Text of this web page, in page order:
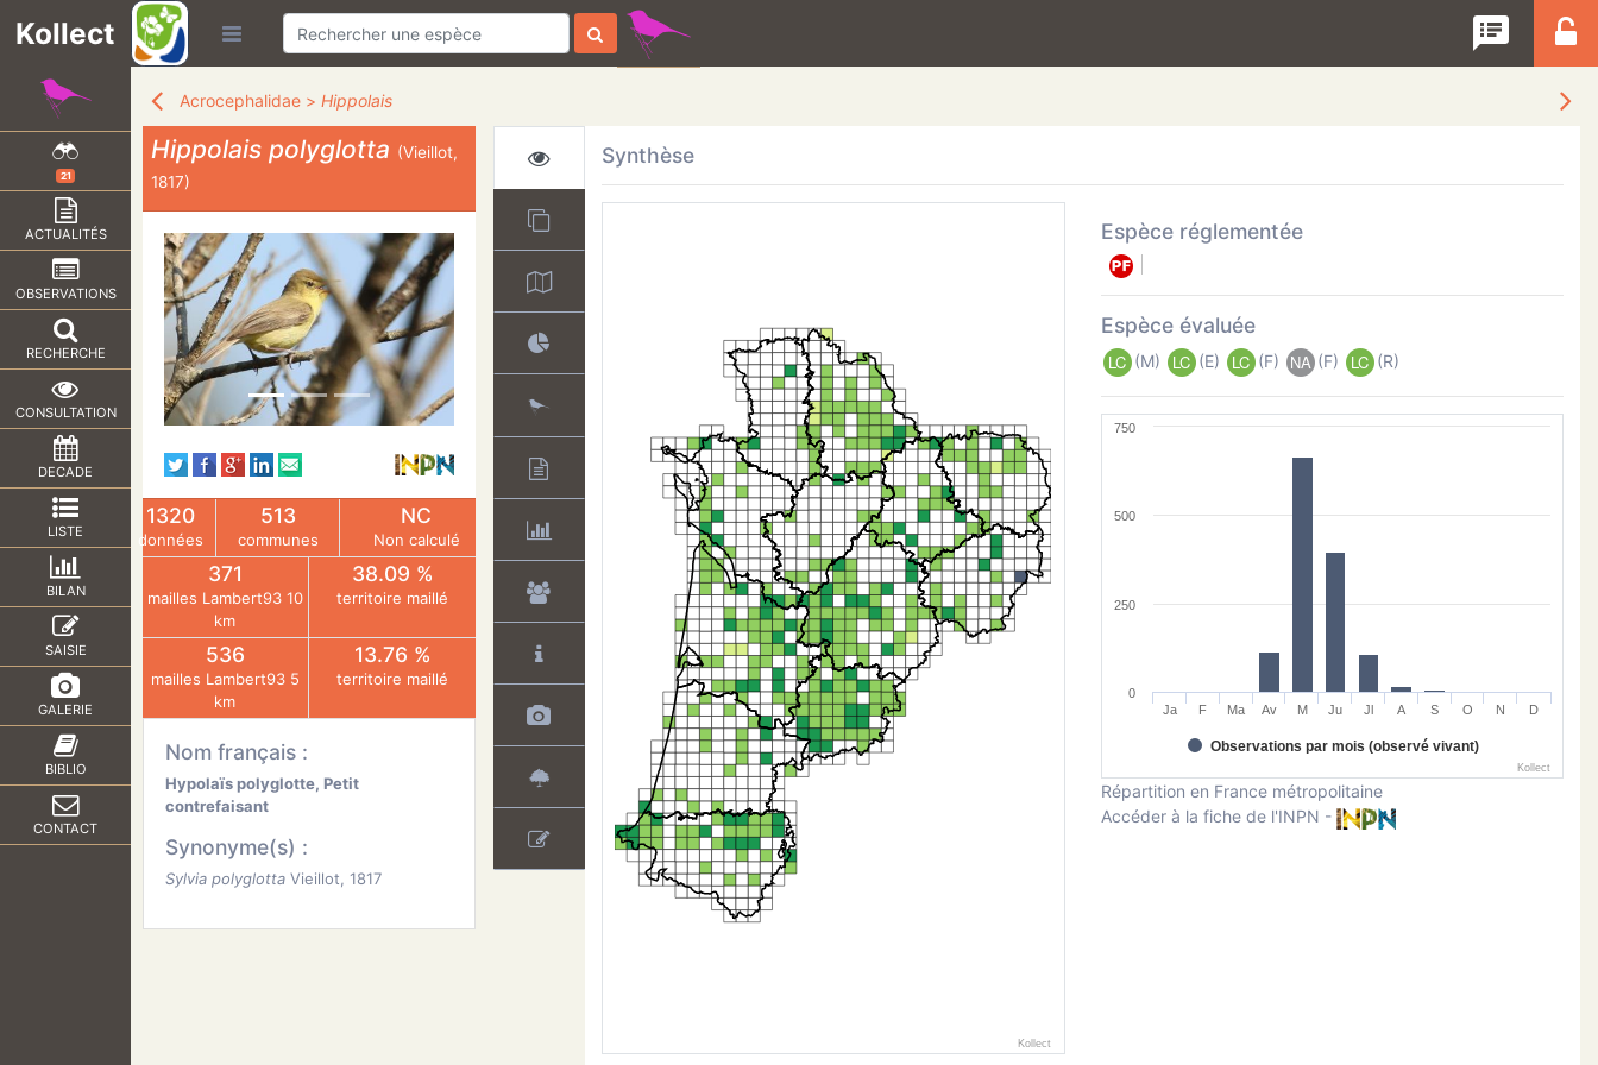
speaker_notes
Kollect
21
ACTUALITÉS
OBSERVATIONS
RECHERCHE
CONSULTATION
DECADE
LISTE
BILAN
SAISIE
GALERIE
BIBLIO
CONTACT
Acrocephalidae > Hippolais
Hippolais polyglotta (Vieillot,
1817)
1320
données
513
communes
NC
Non calculé
371
mailles Lambert93 10
km
38.09 %
territoire maillé
536
mailles Lambert93 5
km
13.76 %
territoire maillé
Nom français :
Hypolaïs polyglotte, Petit
contrefaisant
Synonyme(s) :
Sylvia polyglottaVieillot, 1817
Synthèse
Kollect
Espèce réglementée
Espèce évaluée
LC (M) LC (E) LC (F) NA (F) LC (R)
Observations par mois (observé vivant)
Ja F Ma Av M Ju Jl A S O N D
0
250
500
750
Kollect
Répartition en France métropolitaine
Accéder à la fiche de l'INPN -